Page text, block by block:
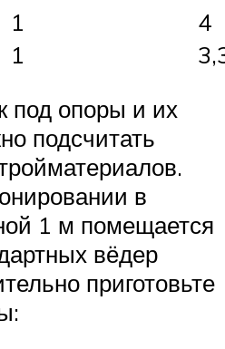
1
4
1
под опоры и их
подсчитать
в
1 м помещается
вёдер
приготовьте